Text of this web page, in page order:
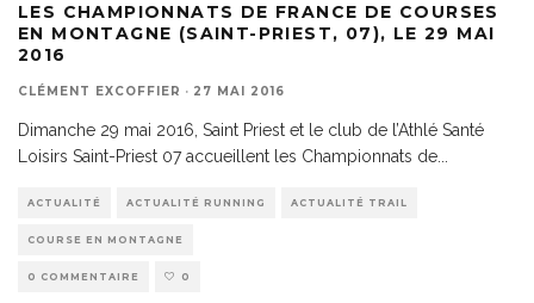
LES CHAMPIONNATS DE FRANCE DE COURSES
EN MONTAGNE (SAINT-PRIEST, 07), LE 29 MAI
2016
CLÉMENT EXCOFFIER · 27 MAI 2016
Dimanche 29 mai 2016, Saint Priest et le club de l’Athlé Santé
Loisirs Saint-Priest 07 accueillent les Championnats de...
ACTUALITÉ ACTUALITÉ RUNNING ACTUALITÉ TRAIL
COURSE EN MONTAGNE
0 COMMENTAIRE 0